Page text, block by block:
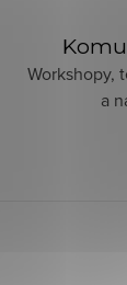
Workshopy,
a